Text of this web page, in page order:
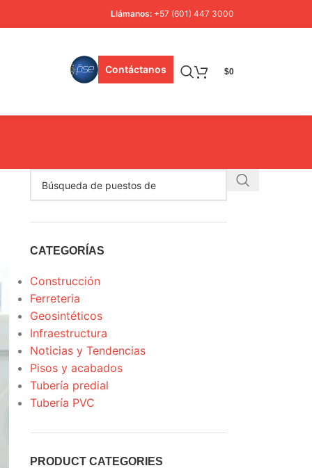
Llámanos: +57 (601) 447 3000
Contáctanos $0
CATEGORÍAS
Construcción
Ferreteria
Geosintéticos
Infraestructura
Noticias y Tendencias
Pisos y acabados
Tubería predial
Tubería PVC
PRODUCT CATEGORIES